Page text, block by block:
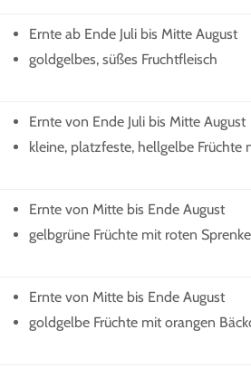
Ernte ab Ende Juli bis Mitte August
goldgelbes, süßes Fruchtfleisch
Ernte von Ende Juli bis Mitte August
kleine, platzfeste, hellgelbe Früchte
Ernte von Mitte bis Ende August
gelbgrüne Früchte mit roten
Ernte von Mitte bis Ende August
goldgelbe Früchte mit orangen